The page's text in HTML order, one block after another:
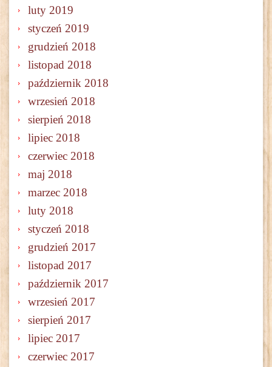
luty 2019
styczeń 2019
grudzień 2018
listopad 2018
październik 2018
wrzesień 2018
sierpień 2018
lipiec 2018
czerwiec 2018
maj 2018
marzec 2018
luty 2018
styczeń 2018
grudzień 2017
listopad 2017
październik 2017
wrzesień 2017
sierpień 2017
lipiec 2017
czerwiec 2017